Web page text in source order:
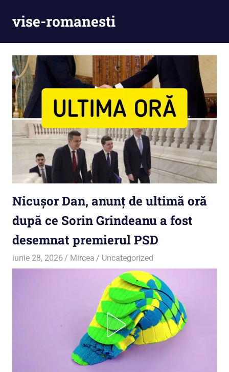
vise-romanesti
Nicuşor Dan, anunţ de ultimă oră
după ce Sorin Grindeanu a fost
desemnat premierul PSD
iunie 28, 2026 Mircea Uncategorized